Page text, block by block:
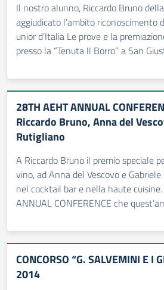
Il nostro alunno, Riccardo Bruno
aggiudicato l’ambito riconoscimento
unior d’Italia Le prove e la
presso la “Tenuta Il Borro” a San
28TH AEHT ANNUAL
Riccardo Bruno, Anna del
Rutigliano
A Riccardo Bruno il premio speciale
vino, ad Anna del Vescovo e
nel cocktail bar e nella haute
ANNUAL CONFERENCE che
CONCORSO “G. SALVEMINI E I
2014